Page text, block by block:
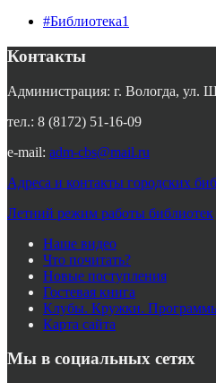
#Библиотека1
Контакты
Администрация: г. Вологда, ул.
тел.: 8 (8172) 51-16-09
e-mail: adm-cbs@mail.ru
Адреса и контакты городских
Летний режим работы библиотек
Наше видео
Что почитать?
Новые поступления
Гостевая книга
Клубы. Кружки.
Карта сайта
Мы в социальных сетях